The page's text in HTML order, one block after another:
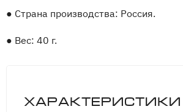
● Страна производства: Россия.
● Вес: 40 г.
Характеристики